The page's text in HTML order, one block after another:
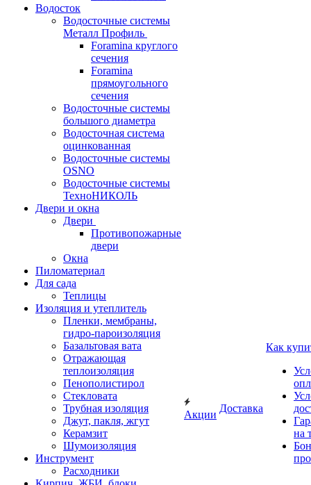
Водосток
Водосточные системы
Металл Профиль
Foramina круглого
сечения
Foramina
прямоугольного
сечения
Водосточные системы
большого диаметра
Водосточная система
оцинкованная
Водосточные системы
OSNO
Водосточные системы
ТехноНИКОЛЬ
Двери и окна
Двери
Противопожарные
двери
Окна
Пиломатериал
Для сада
Теплицы
Изоляция и утеплитель
Пленки, мембраны,
гидро-пароизоляция
Базальтовая вата
Отражающая
теплоизоляция
Пенополистирол
Стекловата
Трубная изоляция
Джут, пакля, жгут
Керамзит
Шумоизоляция
Инструмент
Расходники
Акции
Доставка
Как
на